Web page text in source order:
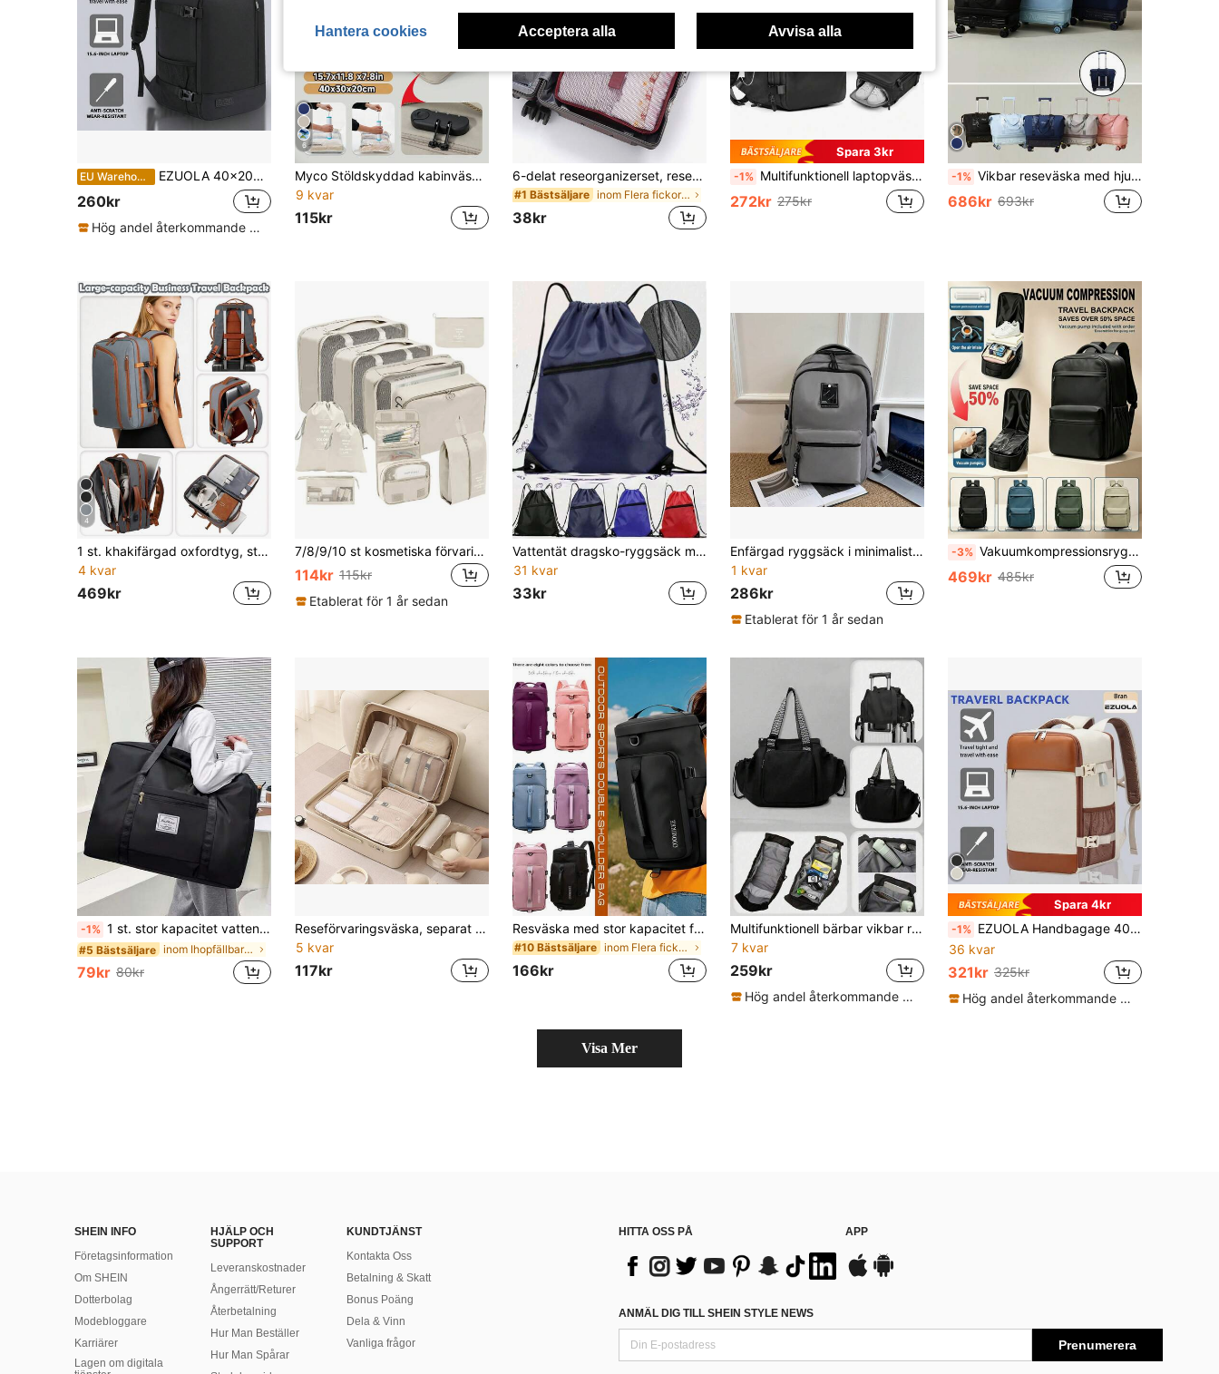
EU Warehouse EZUOLA 40x20x25 cm reseryggsäck, flygplanshandbagage för män och kvinnor, 15,6-tums laptopväska för skolan, vandring, arbete, reflekterande design för säkrare nattpromenader, lämplig för påsk (nästan lågsäsong), fars dag, mors dag, strand, bröllop, examen, present, svarta och blå skoltillbehör skolsaker
260kr
Hög andel återkommande kunder
6
Myco Stöldskyddad kabinväska för Ryanair – vakuumkomprimerad ryggsäck 40/30/20 cm (15,75 x 7,87 x 9,84 tum), underseat handbagage med flera fack, slitstarkt nylonmaterial, lämplig för flygresor, vardag, fritid och skola, uppfyller flygbolagens krav för handbagage
9 kvar
115kr
6-delat reseorganizerset, researtiklar, reseaccessoarväska, reseväska, affärsreseväska, semesterreseväska, bärbar, lätt, utrymmesbesparande
#1 Bästsäljare inom Flera fickor Resväskor
38kr
Spara 3kr
-1% Multifunktionell laptopväska med stöldskyddande design, lämplig som rese-ryggsäck, bärbar, lätt, hållbar, snygg, för hemmet och utomhusbruk
272kr 275kr
-1% Vikbar reseväska med hjul, rullväska, weekendväska, övernattningsväska, bagageväska, väska med hjul, väska för kort affärsresa, bärbar, lättviktig
686kr 693kr
4
1 st. khakifärgad oxfordtyg, stor affärsryggsäck för avslappnad bruk, med bagagerem och USB-laddningsport. Laptopryggsäck med flera fack, separat skofack och bagagehylla.
4 kvar
469kr
7/8/9/10 st kosmetiska förvaringspåsar resekub packningsorganisatörer, bärbara bagage kläder skor sorteringspåsar, vikbara
114kr 115kr
Etablerat för 1 år sedan
Vattentät dragsko-ryggsäck med stor kapacitet, design med torr- och våtseparering - lättviktig vattentät dragsko-ryggsäck - snabbtorkande multifunktionell vattentät vardagsryggsäck, stor kapacitet, lämplig för vandring och sport - bekväm och bärbar design, lämplig för utomhusäventyr
31 kvar
33kr
Enfärgad ryggsäck i minimalistisk casual studentstil, ny för sommaren, i oxfordtyg med kontrasterande dragkedjedekor
1 kvar
286kr
Etablerat för 1 år sedan
-3% Vakuumkompressionsryggsäck med luftpump, vakuumsystem sparar över 50 % utrymme. Passar 15,6" bärbar dator, lämplig för affärer, skola, camping, weekendresor
469kr 485kr
-1% 1 st. stor kapacitet vattentät reseväska med hjul, handbagage, förvaringsväska för sängkläder och kläder, enkel packväska, lämplig för resor och studenthem, sovrumstillbehör, skolmaterial, nödvändigt för skolåret, övernattningsväska, gymväska, weekendväska, resväska, bagagevagnsväska, collegeväska, bagageväska, weekendreseväska, sjukhusväska, vinterversion för semester, duffelväska, övernattningsväska, hållbar handbagageväska, sommarsemesternödvändigheter, resesaker, viktiga packkuber för resor, sommartillbehör
#5 Bästsäljare inom Ihopfällbar Resväskor
79kr 80kr
Reseförvaringsväska, separat fack, förvaringsväska för kläder, skor, resväska, förvaringslåda, badrumsförvaring, resesaker, sminkväska, semesterns nödvändigheter, skåporganisatör
5 kvar
117kr
Resväska med stor kapacitet för både män och kvinnor, axelrem, cross-body-stil, lämplig för korta resor, separat skofack, multifunktionell rese-ryggsäck för två axlar
#10 Bästsäljare inom Flera fickor Resväskor
166kr
Multifunktionell bärbar vikbar reseväska, stor kapacitet med flera fack och avdelare, lämplig för kortare resor, shopping m.m.
7 kvar
259kr
Hög andel återkommande kunder
Spara 4kr
-1% EZUOLA Handbagage 40x20x25 Ryanair reseryggsäck, flygplansväska för män och kvinnor. 14-tums laptopryggsäck för skolan, vandring, arbete. Fars dag-present, sommarstudentbokväska, ryggsäck för pappa, böcker för nya studenter tillbaka till skolan, multifunktionell studentbostad, collegeryggsäck för män, ryggsäck, bagage, skolmaterial, lämplig för kontor, utomhus, resor, högskola, grundskola, mellanstadium, gymnasium, arbete, företag, pendling, idrottsplan, sport
36 kvar
321kr 325kr
Hög andel återkommande kunder
Visa Mer
SHEIN INFO
Företagsinformation
Om SHEIN
Dotterbolag
Modebloggare
Karriärer
Lagen om digitala
HJÄLP OCH
SUPPORT
Leveranskostnader
Ångerrätt/Returer
Återbetalning
Hur Man Beställer
Hur Man Spårar
KUNDTJÄNST
Kontakta Oss
Betalning & Skatt
Bonus Poäng
Dela & Vinn
Vanliga frågor
HITTA OSS PÅ APP
ANMÄL DIG TILL SHEIN STYLE NEWS
Prenumerera
Hantera cookies Acceptera alla Avvisa alla